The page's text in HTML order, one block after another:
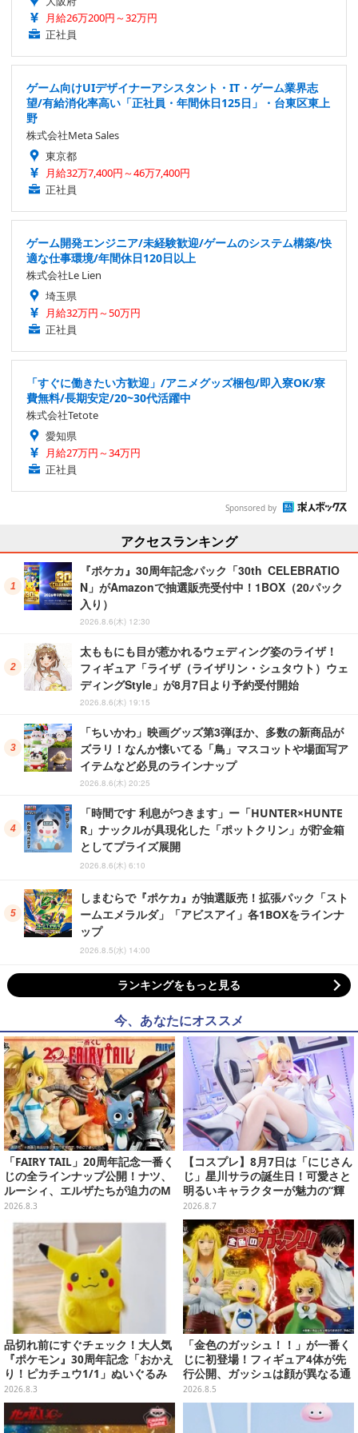
月給26万200円～32万円
正社員
ゲーム向けUIデザイナーアシスタント・IT・ゲーム業界志
望/有給消化率高い「正社員・年間休日125日」・台東区東上
野
株式会社Meta Sales
東京都
月給32万7,400円～46万7,400円
正社員
ゲーム開発エンジニア/未経験歓迎/ゲームのシステム構築/快
適な仕事環境/年間休日120日以上
株式会社Le Lien
埼玉県
月給32万円～50万円
正社員
「すぐに働きたい方歓迎」/アニメグッズ梱包/即入寮OK/寮
費無料/長期安定/20~30代活躍中
株式会社Tetote
愛知県
月給27万円～34万円
正社員
Sponsored by
アクセスランキング
『ポケカ』30周年記念パック「30th CELEBRATIO
N」がAmazonで抽選販売受付中！1BOX（20パック
入り）
2026.8.6(木) 12:30
太ももにも目が惹かれるウェディング姿のライザ！
フィギュア「ライザ（ライザリン・シュタウト）ウェ
ディングStyle」が8月7日より予約受付開始
2026.8.6(木) 19:15
「ちいかわ」映画グッズ第3弾ほか、多数の新商品が
ズラリ！なんか懐いてる「鳥」マスコットや場面写ア
イテムなど必見のラインナップ
2026.8.6(木) 20:25
「時間です 利息がつきます」ー「HUNTER×HUNTE
R」ナックルが具現化した「ポットクリン」が貯金箱
としてプライズ展開
2026.8.6(木) 6:10
しまむらで『ポケカ』が抽選販売！拡張パック「スト
ームエメラルダ」「アビスアイ」各1BOXをラインナ
ップ
2026.8.5(水) 14:00
ランキングをもっと見る
今、あなたにオススメ
「FAIRY TAIL」20周年記念一番く
じの全ラインナップ公開！ナツ、
ルーシィ、エルザたちが迫力のM
ASTERLISEで初登場
2026.8.3
【コスプレ】8月7日は「にじさん
じ」星川サラの誕生日！可愛さと
明るいキャラクターが魅力の“輝
く一番星”な美女レイヤーまとめ
【写真40枚】
2026.8.7
品切れ前にすぐチェック！大人気
『ポケモン』30周年記念「おかえ
り！ピカチュウ1/1」ぬいぐるみ
がポケモンセンターオンラインで
販売中
2026.8.3
「金色のガッシュ！！」が一番く
じに初登場！フィギュア4体が先
行公開、ガッシュは顔が異なる通
常/ザケルver.の2種
2026.8.5